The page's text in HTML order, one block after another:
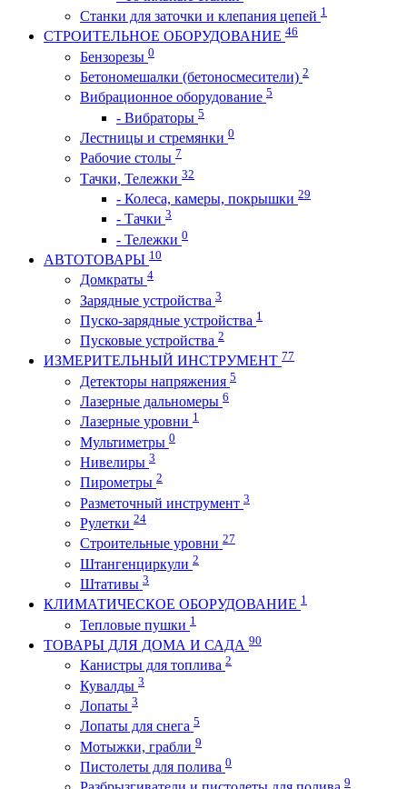
Станки для заточки и клепания цепей 1
СТРОИТЕЛЬНОЕ ОБОРУДОВАНИЕ 46
Бензорезы 0
Бетономешалки (бетоносмесители) 2
Вибрационное оборудование 5
- Вибраторы 5
Лестницы и стремянки 0
Рабочие столы 7
Тачки, Тележки 32
- Колеса, камеры, покрышки 29
- Тачки 3
- Тележки 0
АВТОТОВАРЫ 10
Домкраты 4
Зарядные устройства 3
Пуско-зарядные устройства 1
Пусковые устройства 2
ИЗМЕРИТЕЛЬНЫЙ ИНСТРУМЕНТ 77
Детекторы напряжения 5
Лазерные дальномеры 6
Лазерные уровни 1
Мультиметры 0
Нивелиры 3
Пирометры 2
Разметочный инструмент 3
Рулетки 24
Строительные уровни 27
Штангенциркули 2
Штативы 3
КЛИМАТИЧЕСКОЕ ОБОРУДОВАНИЕ 1
Тепловые пушки 1
ТОВАРЫ ДЛЯ ДОМА И САДА 90
Канистры для топлива 2
Кувалды 3
Лопаты 3
Лопаты для снега 5
Мотыжки, грабли 9
Пистолеты для полива 0
9